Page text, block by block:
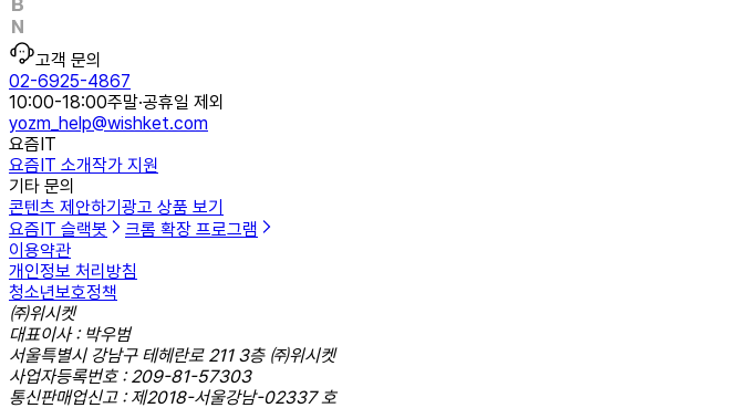
고객 문의
02-6925-4867
10:00-18:00주말·공휴일 제외
yozm_help@wishket.com
요즘IT
요즘IT 소개작가 지원
기타 문의
콘텐츠 제안하기 광고 상품 보기
요즘IT 슬랙봇
크롬 확장 프로그램
이용약관
개인정보 처리방침
청소년보호정책
㈜위시켓
대표이사 : 박우범
서울특별시 강남구 테헤란로 211 3층 ㈜위시켓
사업자등록번호 : 209-81-57303
통신판매업신고 : 제2018-서울강남-02337 호